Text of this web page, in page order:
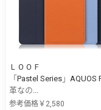
ＬＯＯＦ
「Pastel Series」AQUOS
革なの...
参考価格￥2,580